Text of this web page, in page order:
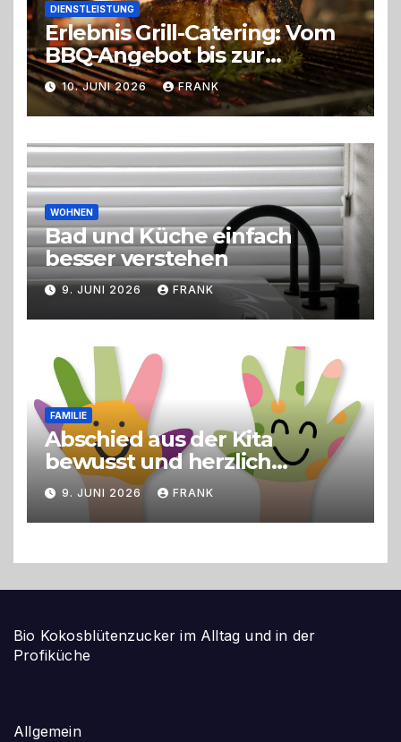
DIENSTLEISTUNG
Erlebnis Grill-Catering: Vom
BBQ-Angebot bis zur
perfekten Eventorganisation
Trend zu Outdoor-Events,
Erlebnisgastronomie und
Live-Cooking
10. JUNI 2026 FRANK
WOHNEN
Bad und Küche einfach
besser verstehen
9. JUNI 2026 FRANK
FAMILIE
Abschied aus der Kita
bewusst und herzlich
gestalten
9. JUNI 2026 FRANK
Bio Kokosblütenzucker im Alltag und in der
Profiküche
Allgemein